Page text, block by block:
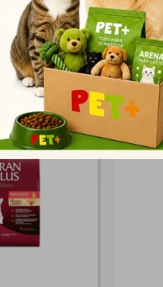
pueden interesar